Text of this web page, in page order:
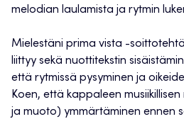
melodian laulamista ja rytmin
Mielestäni prima vista -
liittyy sekä nuottitekstin
että rytmissä pysyminen ja
Koen, että kappaleen
ja muoto) ymmärtäminen ennen